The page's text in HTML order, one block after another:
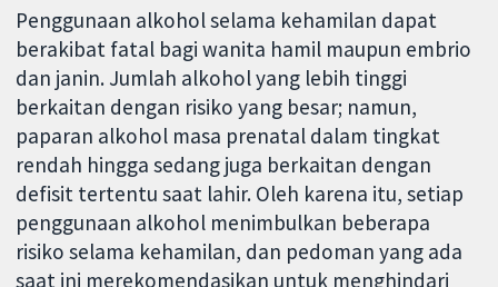
Penggunaan alkohol selama kehamilan dapat
berakibat fatal bagi wanita hamil maupun embrio
dan janin. Jumlah alkohol yang lebih tinggi
berkaitan dengan risiko yang besar; namun,
paparan alkohol masa prenatal dalam tingkat
rendah hingga sedang juga berkaitan dengan
defisit tertentu saat lahir. Oleh karena itu, setiap
penggunaan alkohol menimbulkan beberapa
risiko selama kehamilan, dan pedoman yang ada
saat ini merekomendasikan untuk menghindari